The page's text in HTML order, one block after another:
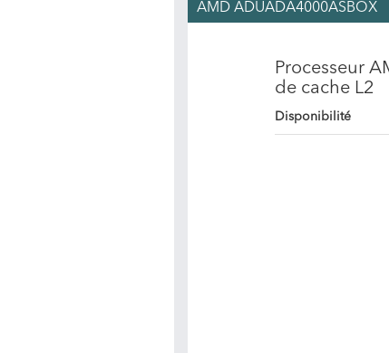
AMD ADUADA4000ASBOX
Processeur
de cache L2
Disponibilité